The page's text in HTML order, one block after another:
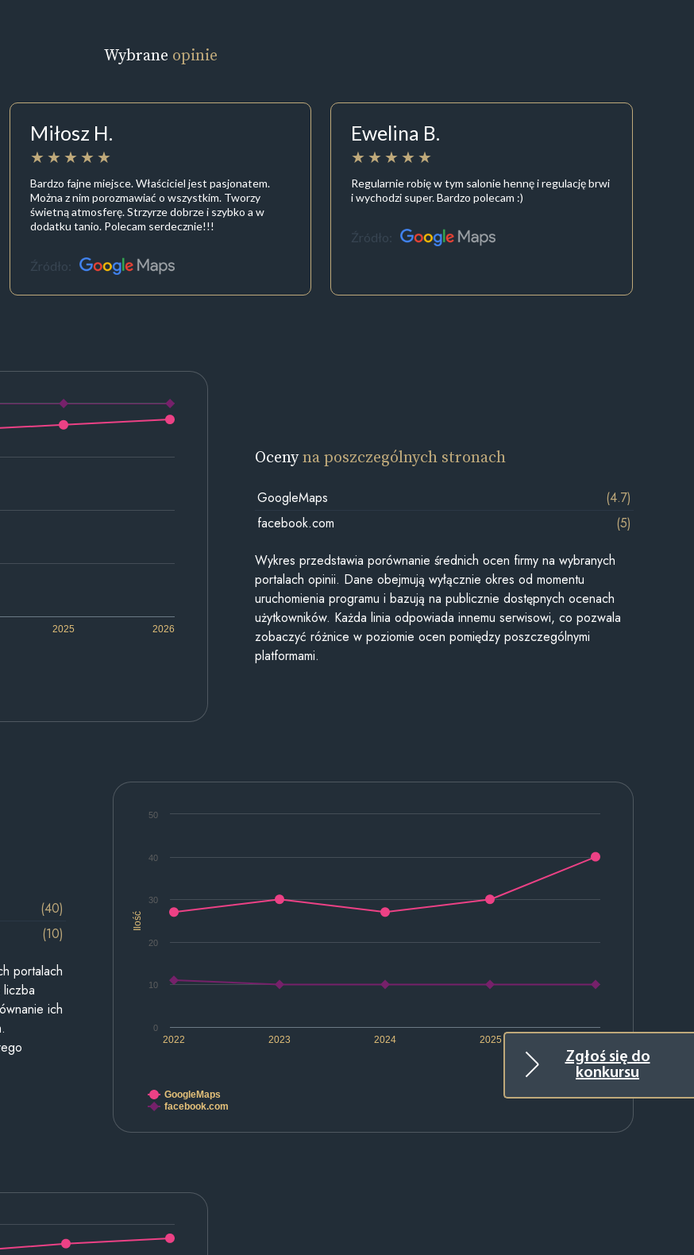
Zgłoś się do
konkursu
Wybrane opinie
Miłosz H.
Bardzo fajne miejsce. Właściciel jest pasjonatem.
Można z nim porozmawiać o wszystkim. Tworzy
świetną atmosferę. Strzyrze dobrze i szybko a w
dodatku tanio. Polecam serdecznie!!!
Źródło:
Ewelina B.
Regularnie robię w tym salonie hennę i regulację brwi
i wychodzi super. Bardzo polecam :)
Źródło:
2025 2026
Ocenyna poszczególnych stronach
GoogleMaps
(4.7)
facebook.com
(5)
Wykres przedstawia porównanie średnich ocen firmy na wybranych
portalach opinii. Dane obejmują wyłącznie okres od momentu
uruchomienia programu i bazują na publicznie dostępnych ocenach
użytkowników. Każda linia odpowiada innemu serwisowi, co pozwala
zobaczyć różnice w poziomie ocen pomiędzy poszczególnymi
platformami.
Ilość
2022 2023 2024 2025
10
20
30
40
0
50
GoogleMaps
facebook.com
(40)
(10)
portalach
liczba
ich